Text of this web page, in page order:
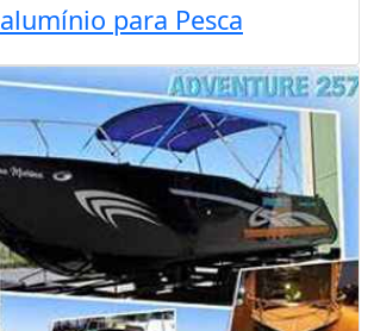
para Pesca